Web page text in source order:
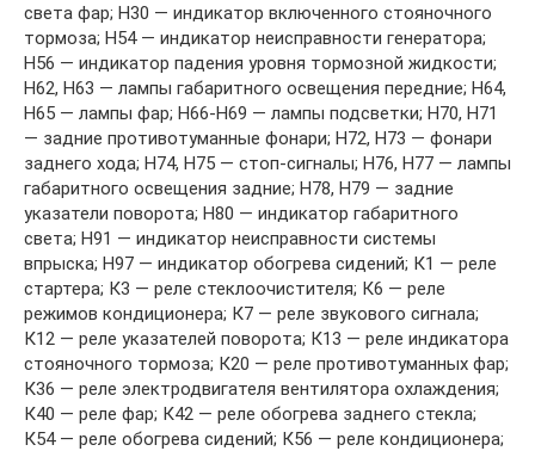
света фар; Н30 — индикатор включенного стояночного
тормоза; Н54 — индикатор неисправности генератора;
Н56 — индикатор падения уровня тормозной жидкости;
Н62, Н63 — лампы габаритного освещения передние; Н64,
Н65 — лампы фар; Н66-Н69 — лампы подсветки; Н70, Н71
— задние противотуманные фонари; Н72, Н73 — фонари
заднего хода; Н74, Н75 — стоп-сигналы; Н76, Н77 — лампы
габаритного освещения задние; Н78, Н79 — задние
указатели поворота; Н80 — индикатор габаритного
света; Н91 — индикатор неисправности системы
впрыска; Н97 — индикатор обогрева сидений; К1 — реле
стартера; К3 — реле стеклоочистителя; К6 — реле
режимов кондиционера; К7 — реле звукового сигнала;
К12 — реле указателей поворота; К13 — реле индикатора
стояночного тормоза; К20 — реле противотуманных фар;
К36 — реле электродвигателя вентилятора охлаждения;
К40 — реле фар; К42 — реле обогрева заднего стекла;
К54 — реле обогрева сидений; К56 — реле кондиционера;